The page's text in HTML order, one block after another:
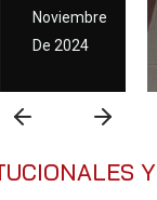
Abril De
2026
Y